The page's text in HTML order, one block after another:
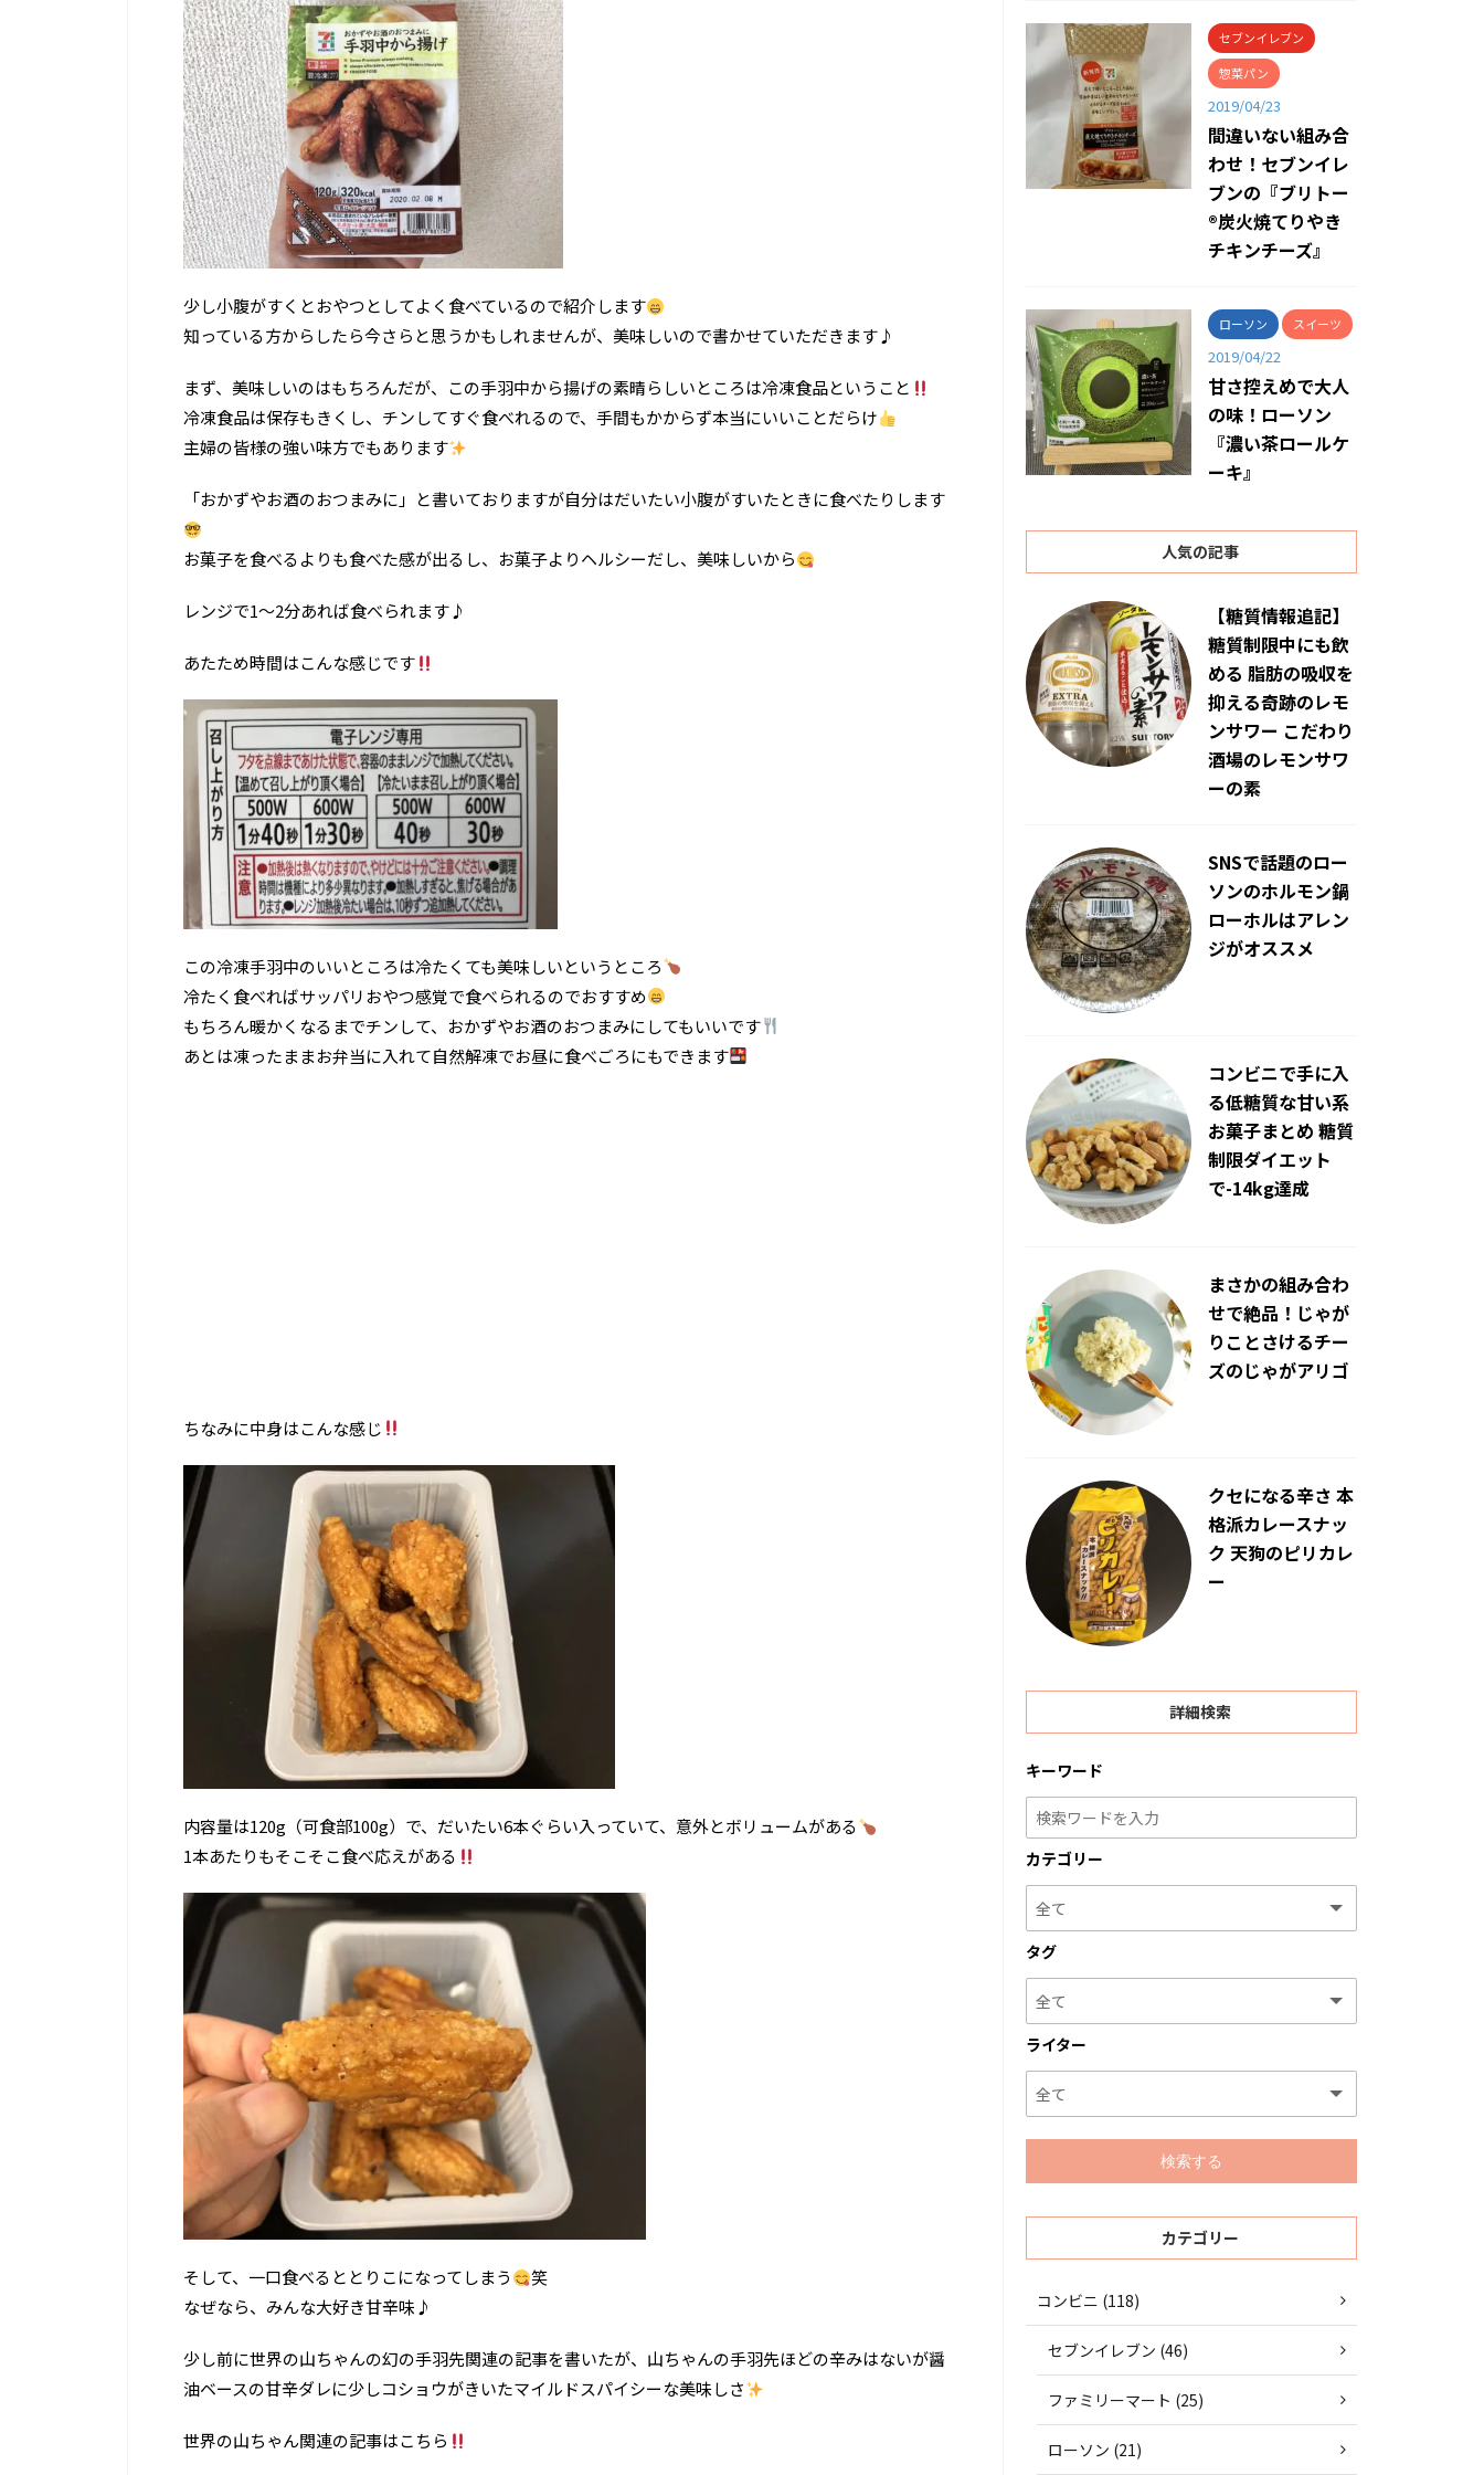
少し小腹がすくとおやつとしてよく食べているので紹介します
知っている方からしたら今さらと思うかもしれませんが、美味しいので書かせていただきます♪
まず、美味しいのはもちろんだが、この手羽中から揚げの素晴らしいところは冷凍食品ということ
冷凍食品は保存もきくし、チンしてすぐ食べれるので、手間もかからず本当にいいことだらけ
主婦の皆様の強い味方でもあります
「おかずやお酒のおつまみに」と書いておりますが自分はだいたい小腹がすいたときに食べたりします
お菓子を食べるよりも食べた感が出るし、お菓子よりヘルシーだし、美味しいから
レンジで1〜2分あれば食べられます♪
あたため時間はこんな感じです
この冷凍手羽中のいいところは冷たくても美味しいというところ
冷たく食べればサッパリおやつ感覚で食べられるのでおすすめ
もちろん暖かくなるまでチンして、おかずやお酒のおつまみにしてもいいです
あとは凍ったままお弁当に入れて自然解凍でお昼に食べごろにもできます
ちなみに中身はこんな感じ
内容量は120g（可食部100g）で、だいたい6本ぐらい入っていて、意外とボリュームがある
1本あたりもそこそこ食べ応えがある
そして、一口食べるととりこになってしまう
笑
なぜなら、みんな大好き甘辛味♪
少し前に世界の山ちゃんの幻の手羽先関連の記事を書いたが、山ちゃんの手羽先ほどの辛みはないが醤
油ベースの甘辛ダレに少しコショウがきいたマイルドスパイシーな美味しさ
世界の山ちゃん関連の記事はこちら
セブンイレブン
惣菜パン
2019/04/23
間違いない組み合
わせ！セブンイレ
ブンの『ブリトー
®炭火焼てりやき
チキンチーズ』
ローソン スイーツ
2019/04/22
甘さ控えめで大人
の味！ローソン
『濃い茶ロールケ
ーキ』
人気の記事
【糖質情報追記】
糖質制限中にも飲
める 脂肪の吸収を
抑える奇跡のレモ
ンサワー こだわり
酒場のレモンサワ
ーの素
SNSで話題のロー
ソンのホルモン鍋
ローホルはアレン
ジがオススメ
コンビニで手に入
る低糖質な甘い系
お菓子まとめ 糖質
制限ダイエット
で-14kg達成
まさかの組み合わ
せで絶品！じゃが
りことさけるチー
ズのじゃがアリゴ
クセになる辛さ 本
格派カレースナッ
ク 天狗のピリカレ
ー
詳細検索
キーワード
カテゴリー
タグ
ライター
カテゴリー
コンビニ (118)
セブンイレブン (46)
ファミリーマート (25)
ローソン (21)